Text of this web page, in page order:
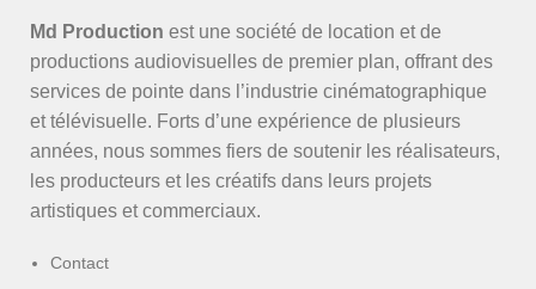
Md Production est une société de location et de
productions audiovisuelles de premier plan, offrant des
services de pointe dans l’industrie cinématographique
et télévisuelle. Forts d’une expérience de plusieurs
années, nous sommes fiers de soutenir les réalisateurs,
les producteurs et les créatifs dans leurs projets
artistiques et commerciaux.
Contact